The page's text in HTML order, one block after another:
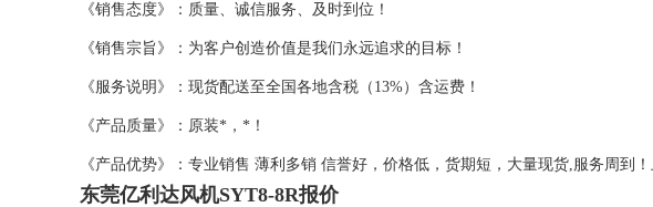
《销售态度》：质量、诚信服务、及时到位！
《销售宗旨》：为客户创造价值是我们永远追求的目标！
《服务说明》：现货配送至全国各地含税（13%）含运费！
《产品质量》：原装*，*！
《产品优势》：专业销售 薄利多销 信誉好，价格低，货期短，大量现货,服务周到
东莞亿利达风机SYT8-8R报价